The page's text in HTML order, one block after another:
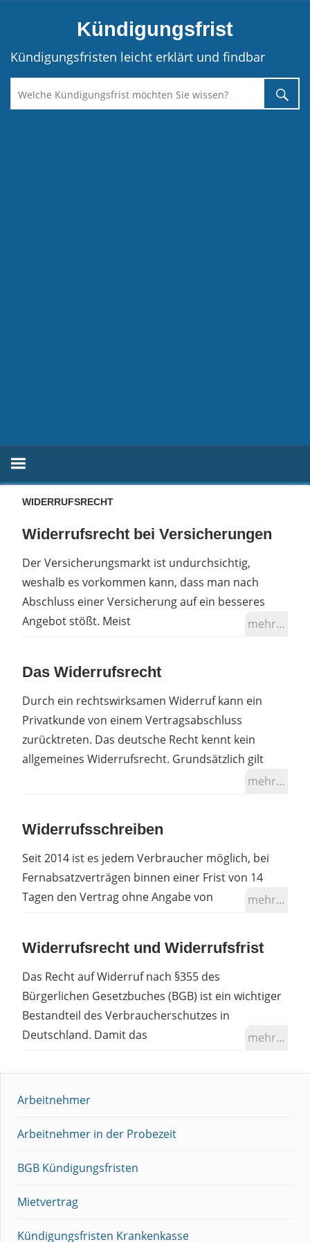
Kündigungsfrist
Kündigungsfristen leicht erklärt und findbar
WIDERRUFSRECHT
Widerrufsrecht bei Versicherungen
Der Versicherungsmarkt ist undurchsichtig,
weshalb es vorkommen kann, dass man nach
Abschluss einer Versicherung auf ein besseres
Angebot stößt. Meist
mehr…
Das Widerrufsrecht
Durch ein rechtswirksamen Widerruf kann ein
Privatkunde von einem Vertragsabschluss
zurücktreten. Das deutsche Recht kennt kein
allgemeines Widerrufsrecht. Grundsätzlich gilt
mehr…
Widerrufsschreiben
Seit 2014 ist es jedem Verbraucher möglich, bei
Fernabsatzverträgen binnen einer Frist von 14
Tagen den Vertrag ohne Angabe von
mehr…
Widerrufsrecht und Widerrufsfrist
Das Recht auf Widerruf nach §355 des
Bürgerlichen Gesetzbuches (BGB) ist ein wichtiger
Bestandteil des Verbraucherschutzes in
Deutschland. Damit das
mehr…
Arbeitnehmer
Arbeitnehmer in der Probezeit
BGB Kündigungsfristen
Mietvertrag
Kündigungsfristen Krankenkasse